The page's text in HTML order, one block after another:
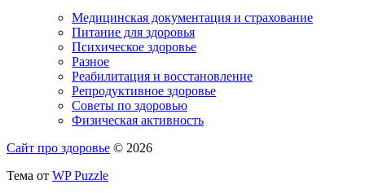
Медицинская документация и страхование
Питание для здоровья
Психическое здоровье
Разное
Реабилитация и восстановление
Репродуктивное здоровье
Советы по здоровью
Физическая активность
Сайт про здоровье © 2026
Тема от WP Puzzle